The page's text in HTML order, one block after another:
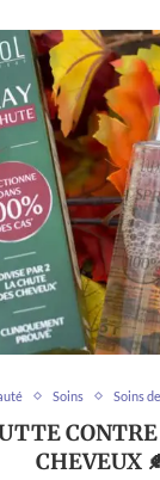
Soins Soins
CHEVEUX